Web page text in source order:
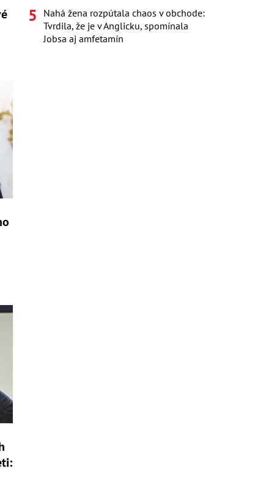
Nahá žena rozpútala chaos v obchode:
Tvrdila, že je v Anglicku, spomínala
Jobsa aj amfetamín